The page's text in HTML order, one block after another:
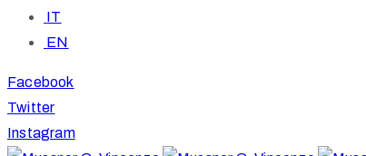
IT
EN
Facebook
Twitter
Instagram